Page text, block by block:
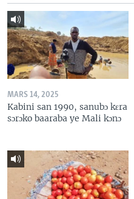
MARS 14, 2025
Kabini san 1990, sanubɔ kɛra
sɔrɔko baaraba ye Mali kɔnɔ